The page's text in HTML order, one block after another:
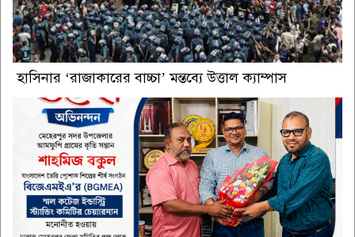
হাসিনার ‘রাজাকারের বাচ্চা’ মন্তব্যে উত্তাল ক্যাম্পাস